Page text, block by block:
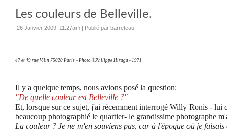
Les couleurs de Belleville.
26 Janvier 2009, 11:27am Publié par barreteau
47 et 49 rue Vilin 75020 Paris - Photo ©Philippe Hiraga - 1971
Il y a quelque temps, nous avions posé la question:
"De quelle couleur est Belleville ?"
Et, lorsque sur ce sujet, j'ai récemment interrogé Willy Ronis - lui
beaucoup photographié le quartier- le grandissime photographe
La couleur ? Je ne m'en souviens pas, car à l'époque où je